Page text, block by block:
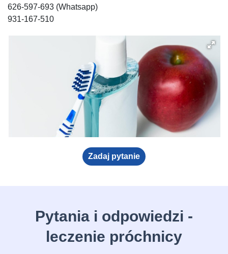
626-597-693 (Whatsapp)⠀
931-167-510⠀
Zadaj pytanie
Pytania i odpowiedzi -
leczenie próchnicy